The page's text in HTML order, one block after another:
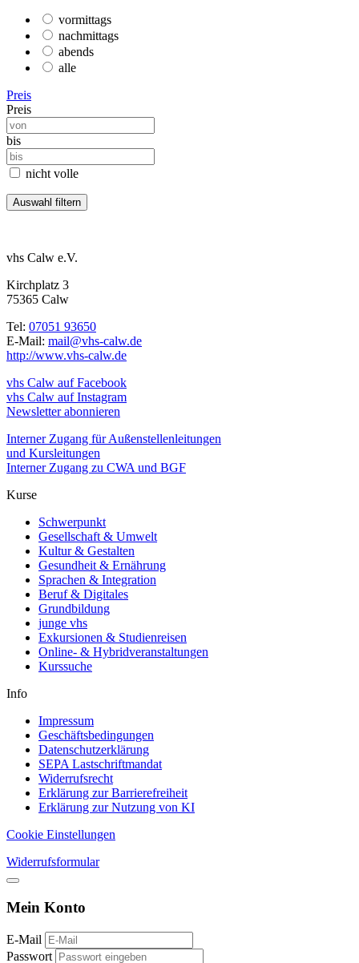
vormittags
nachmittags
abends
alle
Preis
Preis
bis
nicht volle
vhs Calw e.V.
Kirchplatz 3
75365 Calw
Tel: 07051 93650
E-Mail: mail@vhs-calw.de
http://www.vhs-calw.de
vhs Calw auf Facebook
vhs Calw auf Instagram
Newsletter abonnieren
Interner Zugang für Außenstellenleitungen
und Kursleitungen
Interner Zugang zu CWA und BGF
Kurse
Schwerpunkt
Gesellschaft & Umwelt
Kultur & Gestalten
Gesundheit & Ernährung
Sprachen & Integration
Beruf & Digitales
Grundbildung
junge vhs
Exkursionen & Studienreisen
Online- & Hybridveranstaltungen
Kurssuche
Info
Impressum
Geschäftsbedingungen
Datenschutzerklärung
SEPA Lastschriftmandat
Widerrufsrecht
Erklärung zur Barrierefreiheit
Erklärung zur Nutzung von KI
Cookie Einstellungen
Widerrufsformular
Mein Konto
E-Mail
Passwort